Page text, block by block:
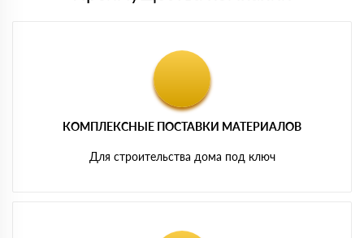
КОМПЛЕКСНЫЕ ПОСТАВКИ МАТЕРИАЛОВ
Для строительства дома под ключ